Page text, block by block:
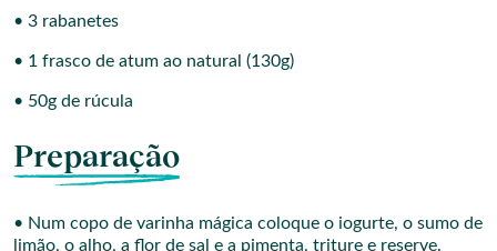
• 3 rabanetes
• 1 frasco de atum ao natural (130g)
• 50g de rúcula
Preparação
• Num copo de varinha mágica coloque o iogurte, o sumo de
limão, o alho, a flor de sal e a pimenta, triture e reserve.